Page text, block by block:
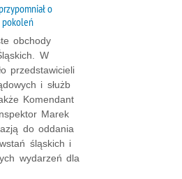
o
pokoleń
obchody
W
przedstawicieli
i służb
Komendant
Marek
do oddania
śląskich i
wydarzeń dla